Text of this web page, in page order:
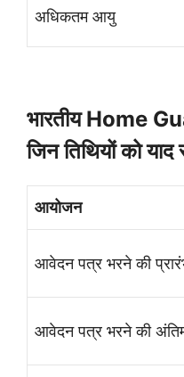
अधिकतम आयु
भारतीय Home
जिन तिथियों को याद
आयोजन
आवेदन पत्र भरने की
आवेदन पत्र भरने की